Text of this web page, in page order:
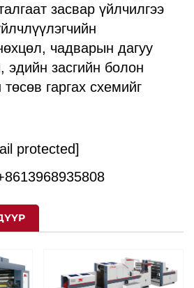
засвар үйлчилгээ
чадварын дагуу
засгийн болон
гаргах схемийг
protected]